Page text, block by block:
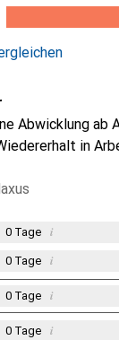
2.7%
Abwicklung ab
in
0Tage i
0Tage i
0Tage i
0Tage i